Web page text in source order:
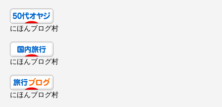
にほんブログ村
にほんブログ村
にほんブログ村